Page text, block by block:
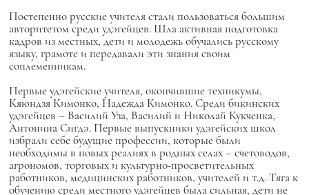
Постепенно русские учителя стали пользоваться большим
авторитетом среди удэгейцев. Шла активная подготовка
кадров из местных, дети и молодежь обучались русскому
языку, грамоте и передавали эти знания своим
соплеменникам.
Первые удэгейские учителя, окончившие техникумы,
Кяюндзя Кимонко, Надежда Кимонко. Среди бикинских
удэгейцев – Василий Уза, Василий и Николай Кукченка,
Антонина Сигдэ. Первые выпускники удэгейских школ
избрали себе будущие профессии, которые были
необходимы в новых реалиях в родных селах – счетоводов,
агрономов, торговых и культурно-просветительных
работников, медицинских работников, учителей и т.д. Тяга к
обучению среди местного удэгейцев была сильная, дети не